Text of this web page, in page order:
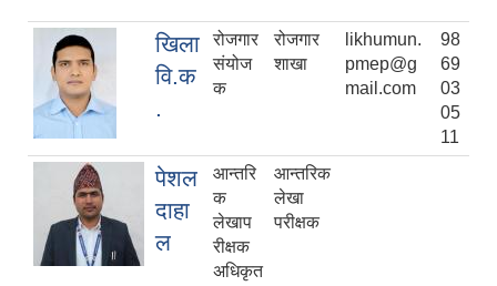
खिला
वि.क
.
रोजगार
संयोज
क
रोजगार
शाखा
likhumun.
pmep@g
mail.com
98
69
03
05
11
पेशल
दाहा
ल
आन्तरि
क
लेखाप
रीक्षक
अधिकृत
आन्तरिक
लेखा
परीक्षक